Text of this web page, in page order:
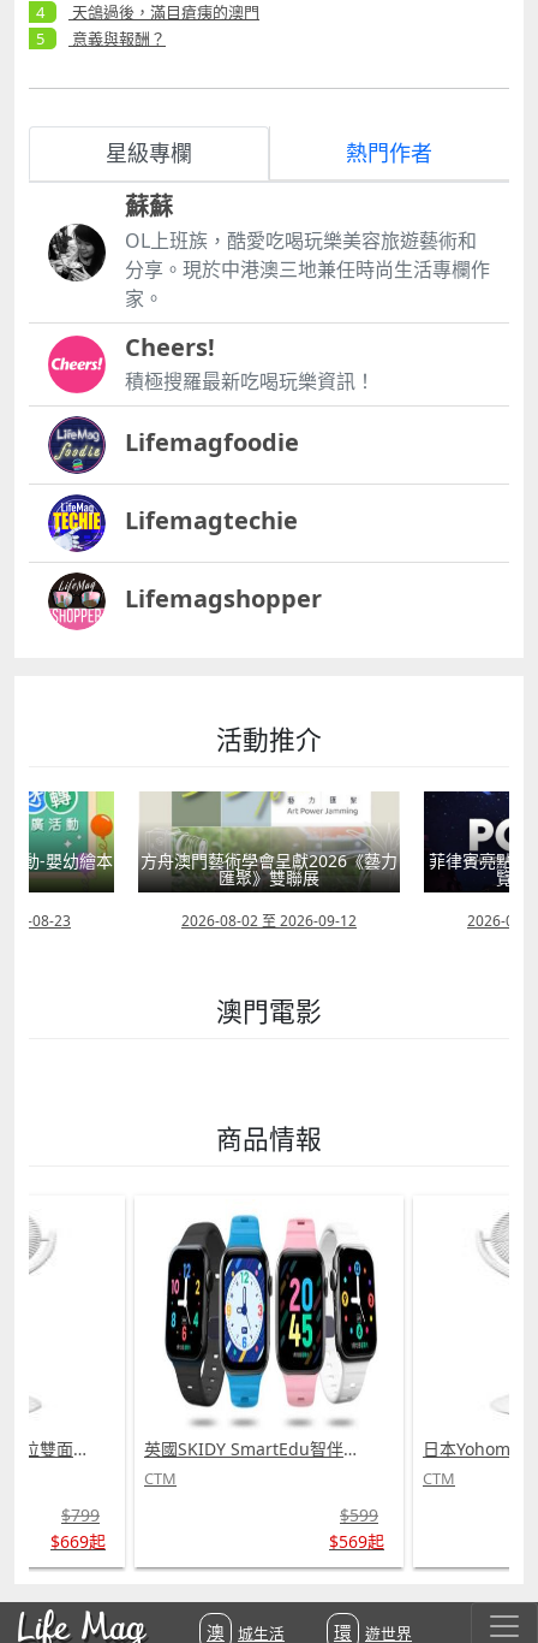
Life Mag 澳城生活 環遊世界
天鴿過後，滿目瘡痍的澳門
意義與報酬？
星級專欄 熱門作者
蘇蘇
OL上班族，酷愛吃喝玩樂美容旅遊藝術和
分享。現於中港澳三地兼任時尚生活專欄作
家。
Cheers!
積極搜羅最新吃喝玩樂資訊！
Lifemagfoodie
Lifemagtechie
Lifemagshopper
活動推介
動-嬰幼繪本
08-23
方舟澳門藝術學會呈獻2026《藝力
匯聚》雙聯展
2026-08-02 至 2026-09-12
菲律賓亮點文
覽會
2026-07-
澳門電影
商品情報
日本Yohome 5D全方位雙面雙葉對流淨化智能語音伸縮循環扇 PRO (需訂貨)
$799
$669起
英國SKIDY SmartEdu智伴高清流暢五重定位遠控180°旋攝雙向視頻海外適配兒童智能手錶PRO (需訂貨)
CTM
$599
$569起
CTM